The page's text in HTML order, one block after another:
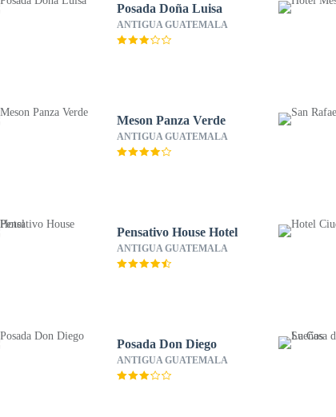
Posada Doña Luisa
ANTIGUA GUATEMALA
Meson Panza Verde
ANTIGUA GUATEMALA
Pensativo House Hotel
ANTIGUA GUATEMALA
Posada Don Diego
ANTIGUA GUATEMALA